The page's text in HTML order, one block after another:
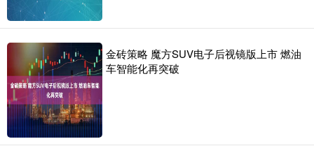
金砖策略 魔方SUV电子后视镜版上市 燃油
车智能化再突破